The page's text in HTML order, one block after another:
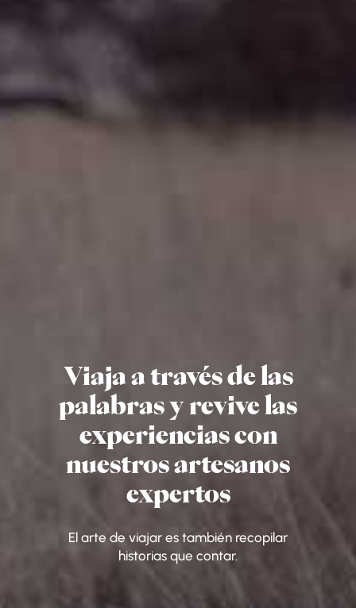
Viaja a través de las
palabras y revive las
experiencias con
nuestros artesanos
expertos
El arte de viajar es también recopilar
historias que contar.